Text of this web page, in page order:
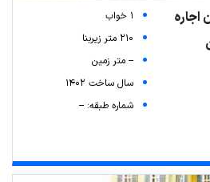
1 خواب
210 متر زیربنا
-- متر زمین
سال ساخت 1402
شماره طبقه: --